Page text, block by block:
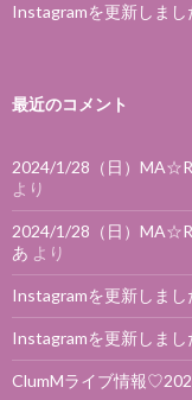
Instagramを更新しまし
最近のコメント
2024/1/28（日）
より
2024/1/28（日）
あ より
Instagramを更新しまし
Instagramを更新しまし
ClumMライブ情報